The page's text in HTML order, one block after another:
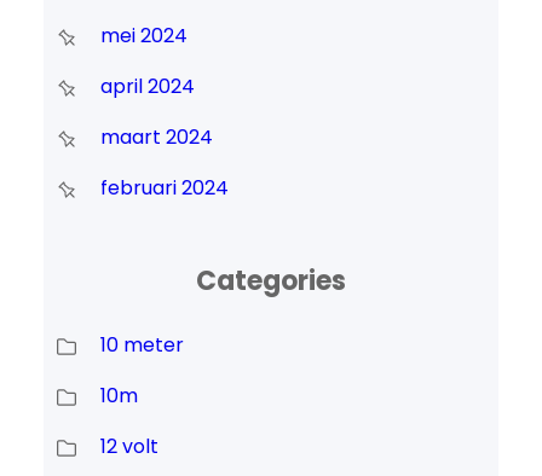
mei 2024
april 2024
maart 2024
februari 2024
Categories
10 meter
10m
12 volt